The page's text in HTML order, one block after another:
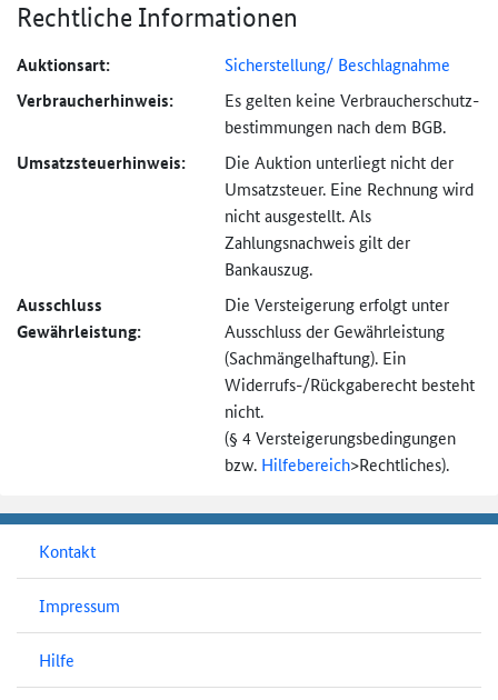
Rechtliche Informationen
Auktionsart: Sicherstellung/ Beschlagnahme
Verbraucher­hinweis:
Es gelten keine Verbraucher­schutz­
bestimmungen nach dem BGB.
Umsatzsteuer­hinweis:
Die Auktion unterliegt nicht der
Umsatzsteuer. Eine Rechnung wird
nicht ausgestellt. Als
Zahlungsnachweis gilt der
Bankauszug.
Ausschluss
Gewährleistung:
Die Versteigerung erfolgt unter
Ausschluss der Gewährleistung
(Sachmängel­haftung). Ein
Widerrufs-/Rückgaberecht besteht
nicht.
(§ 4 Versteigerungs­bedingungen
bzw. Hilfebereich>Rechtliches).
Kontakt
Impressum
Hilfe